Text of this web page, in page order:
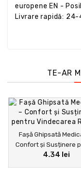
europene EN -
Livrare rapidă: 24-
TE-AR
Fașă Ghipsată
Confort și Susținere
Vindecarea Rapidă
4.34 lei